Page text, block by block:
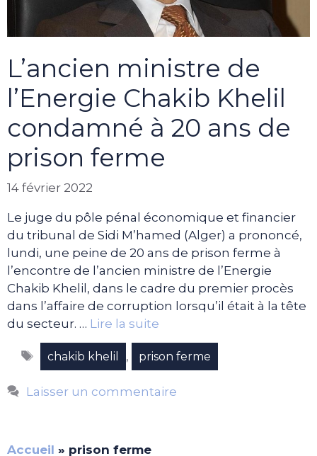
L’ancien ministre de
l’Energie Chakib Khelil
condamné à 20 ans de
prison ferme
14 février 2022
Le juge du pôle pénal économique et financier
du tribunal de Sidi M’hamed (Alger) a prononcé,
lundi, une peine de 20 ans de prison ferme à
l’encontre de l’ancien ministre de l’Energie
Chakib Khelil, dans le cadre du premier procès
dans l’affaire de corruption lorsqu’il était à la tête
du secteur. … Lire la suite
Étiquettes
chakib khelil , prison ferme
Laisser un commentaire
Accueil » prison ferme